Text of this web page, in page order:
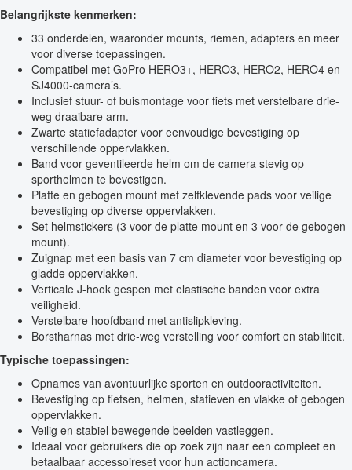
Belangrijkste kenmerken:
33 onderdelen, waaronder mounts, riemen, adapters en meer
voor diverse toepassingen.
Compatibel met GoPro HERO3+, HERO3, HERO2, HERO4 en
SJ4000-camera’s.
Inclusief stuur- of buismontage voor fiets met verstelbare drie-
weg draaibare arm.
Zwarte statiefadapter voor eenvoudige bevestiging op
verschillende oppervlakken.
Band voor geventileerde helm om de camera stevig op
sporthelmen te bevestigen.
Platte en gebogen mount met zelfklevende pads voor veilige
bevestiging op diverse oppervlakken.
Set helmstickers (3 voor de platte mount en 3 voor de gebogen
mount).
Zuignap met een basis van 7 cm diameter voor bevestiging op
gladde oppervlakken.
Verticale J-hook gespen met elastische banden voor extra
veiligheid.
Verstelbare hoofdband met antislipkleving.
Borstharnas met drie-weg verstelling voor comfort en stabiliteit.
Typische toepassingen:
Opnames van avontuurlijke sporten en outdooractiviteiten.
Bevestiging op fietsen, helmen, statieven en vlakke of gebogen
oppervlakken.
Veilig en stabiel bewegende beelden vastleggen.
Ideaal voor gebruikers die op zoek zijn naar een compleet en
betaalbaar accessoireset voor hun actioncamera.